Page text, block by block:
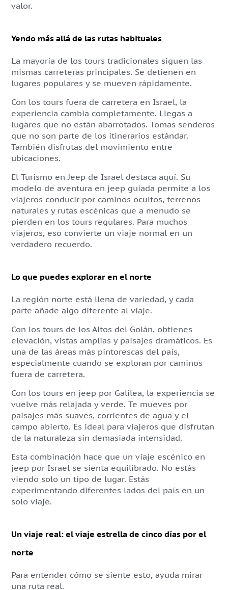
valor.
Yendo más allá de las rutas habituales
La mayoría de los tours tradicionales siguen las
mismas carreteras principales. Se detienen en
lugares populares y se mueven rápidamente.
Con los tours fuera de carretera en Israel, la
experiencia cambia completamente. Llegas a
lugares que no están abarrotados. Tomas senderos
que no son parte de los itinerarios estándar.
También disfrutas del movimiento entre
ubicaciones.
El Turismo en Jeep de Israel destaca aquí. Su
modelo de aventura en jeep guiada permite a los
viajeros conducir por caminos ocultos, terrenos
naturales y rutas escénicas que a menudo se
pierden en los tours regulares. Para muchos
viajeros, eso convierte un viaje normal en un
verdadero recuerdo.
Lo que puedes explorar en el norte
La región norte está llena de variedad, y cada
parte añade algo diferente al viaje.
Con los tours de los Altos del Golán, obtienes
elevación, vistas amplias y paisajes dramáticos. Es
una de las áreas más pintorescas del país,
especialmente cuando se exploran por caminos
fuera de carretera.
Con los tours en jeep por Galilea, la experiencia se
vuelve más relajada y verde. Te mueves por
paisajes más suaves, corrientes de agua y el
campo abierto. Es ideal para viajeros que disfrutan
de la naturaleza sin demasiada intensidad.
Esta combinación hace que un viaje escénico en
jeep por Israel se sienta equilibrado. No estás
viendo solo un tipo de lugar. Estás
experimentando diferentes lados del país en un
solo viaje.
Un viaje real: el viaje estrella de cinco días por el
norte
Para entender cómo se siente esto, ayuda mirar
una ruta real.